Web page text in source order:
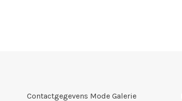
Contactgegevens Mode Galerie